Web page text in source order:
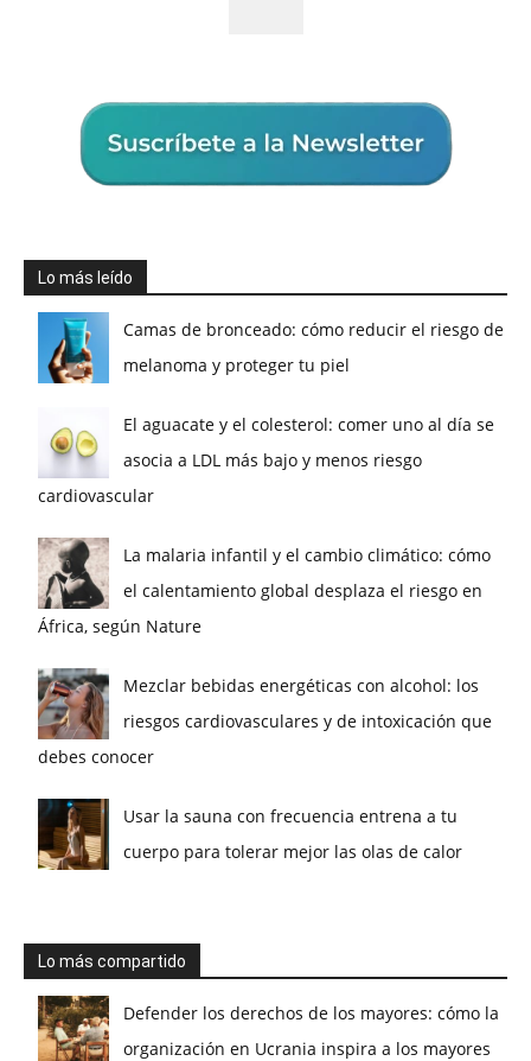
Lo más leído
Camas de bronceado: cómo reducir el riesgo de
melanoma y proteger tu piel
El aguacate y el colesterol: comer uno al día se
asocia a LDL más bajo y menos riesgo
cardiovascular
La malaria infantil y el cambio climático: cómo
el calentamiento global desplaza el riesgo en
África, según Nature
Mezclar bebidas energéticas con alcohol: los
riesgos cardiovasculares y de intoxicación que
debes conocer
Usar la sauna con frecuencia entrena a tu
cuerpo para tolerar mejor las olas de calor
Lo más compartido
Defender los derechos de los mayores: cómo la
organización en Ucrania inspira a los mayores